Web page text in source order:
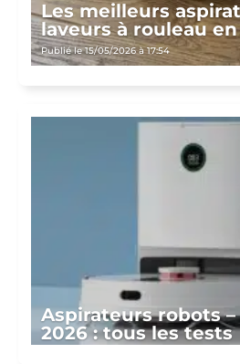
Les meilleurs
laveurs à rouleau
Publié le 15/05/2026 à 17:54
Aspirateurs robots
2026 : tous les tests